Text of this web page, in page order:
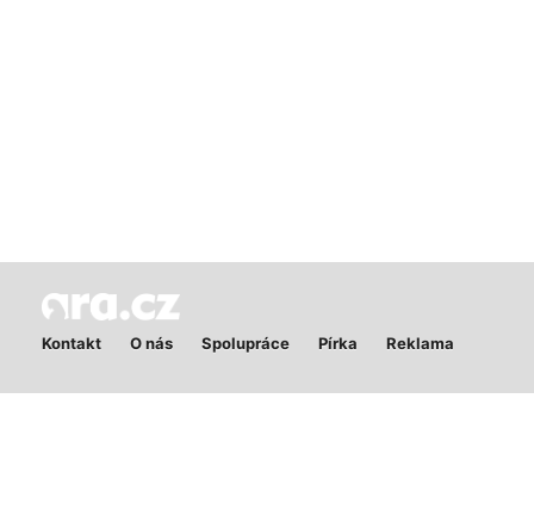
Kontakt O nás Spolupráce Pírka Reklama